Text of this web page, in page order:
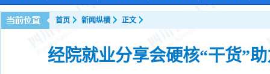
首页 新闻纵横 正文
经院就业分享会硬核“干货”